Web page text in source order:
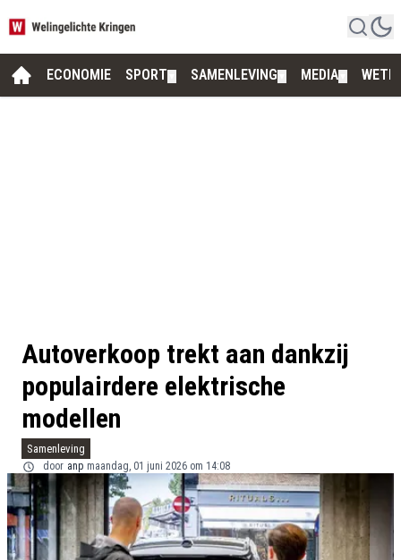
ECONOMIE SPORT SAMENLEVING MEDIA
Autoverkoop trekt aan dankzij
populairdere elektrische
modellen
Samenleving
door anp maandag, 01 juni 2026 om 14:08